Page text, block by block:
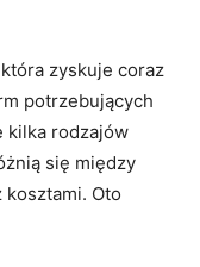
zyskuje coraz
potrzebujących
kilka rodzajów
się ⁢między
‍Oto